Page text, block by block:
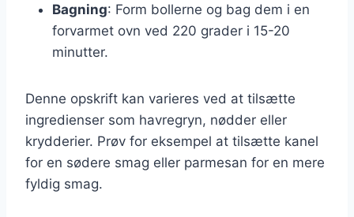
Bagning: Form bollerne og bag dem i en
forvarmet ovn ved 220 grader i 15-20
minutter.
Denne opskrift kan varieres ved at tilsætte
ingredienser som havregryn, nødder eller
krydderier. Prøv for eksempel at tilsætte kanel
for en sødere smag eller parmesan for en mere
fyldig smag.